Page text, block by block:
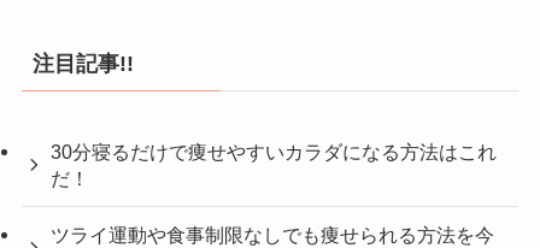
注目記事!!
30分寝るだけで痩せやすいカラダになる方法はこれ
だ！
ツライ運動や食事制限なしでも痩せられる方法を今